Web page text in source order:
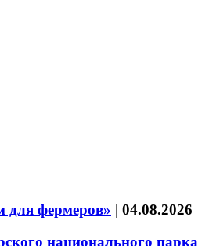
для фермеров» | 04.08.2026
национального парка